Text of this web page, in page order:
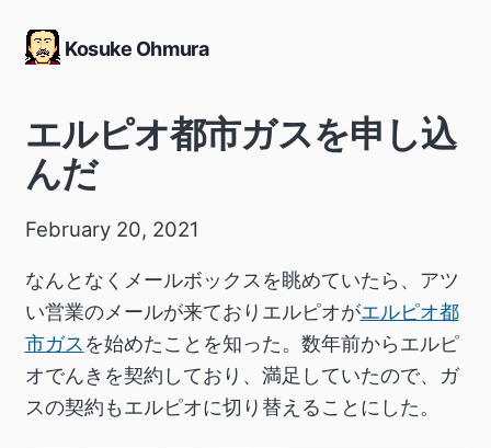
Kosuke Ohmura
エルピオ都市ガスを申し込
んだ
February 20, 2021
なんとなくメールボックスを眺めていたら、アツ
い営業のメールが来ておりエルピオがエルピオ都
市ガス を始めたことを知った。数年前からエルピ
オでんきを契約しており、満足していたので、ガ
スの契約もエルピオに切り替えることにした。